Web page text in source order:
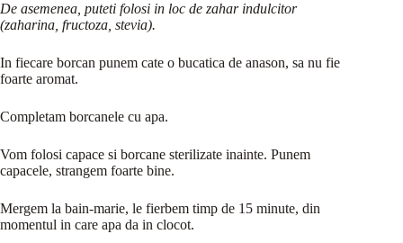
De asemenea, puteti folosi in loc de zahar indulcitor
(zaharina, fructoza, stevia).
In fiecare borcan punem cate o bucatica de anason, sa nu fie
foarte aromat.
Completam borcanele cu apa.
Vom folosi capace si borcane sterilizate inainte. Punem
capacele, strangem foarte bine.
Mergem la bain-marie, le fierbem timp de 15 minute, din
momentul in care apa da in clocot.